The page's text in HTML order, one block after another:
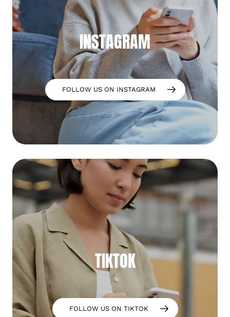
INSTAGRAM
FOLLOW US ON INSTAGRAM
TIKTOK
FOLLOW US ON TIKTOK